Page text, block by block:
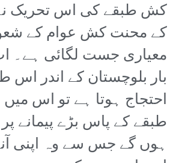
کش طبقے کی اس تحریک
کے محنت کش عوام کے
معیاری جست لگائی ہے۔
بار بلوچستان کے اندر اس
احتجاج ہوتا ہے تو اس
طبقے کے پاس بڑے پیمانے
ہوں گے جس سے وہ اپنی